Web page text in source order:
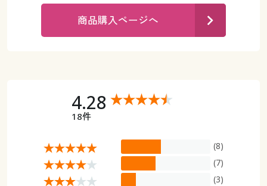
よくある質問とお問い合わせ
閲覧履歴
お気に入り
商品購入ページへ
4.28
18件
(8)
(7)
(3)